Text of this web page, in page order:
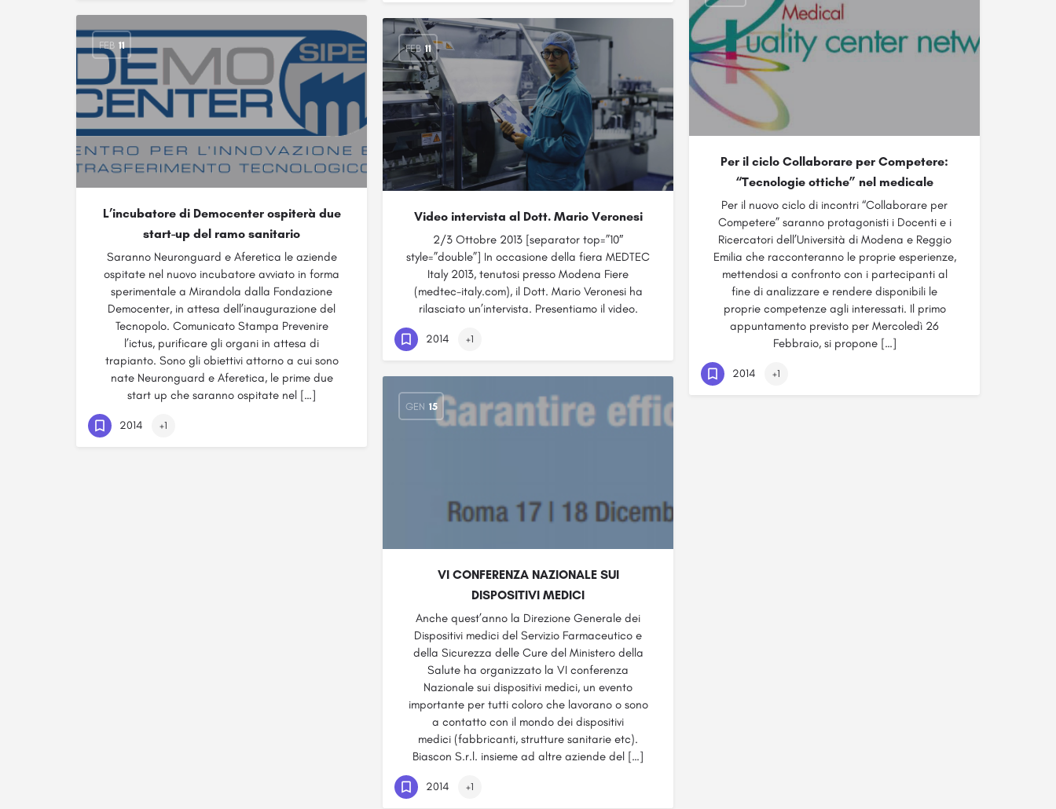
Per il ciclo Collaborare per Competere:
“Tecnologie ottiche” nel medicale
Per il nuovo ciclo di incontri “Collaborare per
Competere” saranno protagonisti i Docenti e i
Ricercatori dell’Università di Modena e Reggio
Emilia che racconteranno le proprie esperienze,
mettendosi a confronto con i partecipanti al
fine di analizzare e rendere disponibili le
proprie competenze agli interessati. Il primo
appuntamento previsto per Mercoledì 26
Febbraio, si propone […]
2014 +1
FEB 11
L’incubatore di Democenter ospiterà due
start-up del ramo sanitario
Saranno Neuronguard e Aferetica le aziende
ospitate nel nuovo incubatore avviato in forma
sperimentale a Mirandola dalla Fondazione
Democenter, in attesa dell’inaugurazione del
Tecnopolo. Comunicato Stampa Prevenire
l’ictus, purificare gli organi in attesa di
trapianto. Sono gli obiettivi attorno a cui sono
nate Neuronguard e Aferetica, le prime due
start up che saranno ospitate nel […]
2014 +1
FEB 11
Video intervista al Dott. Mario Veronesi
2/3 Ottobre 2013 [separator top=”10″
style=”double”] In occasione della fiera MEDTEC
Italy 2013, tenutosi presso Modena Fiere
(medtec-italy.com), il Dott. Mario Veronesi ha
rilasciato un’intervista. Presentiamo il video.
2014 +1
GEN 15
VI CONFERENZA NAZIONALE SUI
DISPOSITIVI MEDICI
Anche quest’anno la Direzione Generale dei
Dispositivi medici del Servizio Farmaceutico e
della Sicurezza delle Cure del Ministero della
Salute ha organizzato la VI conferenza
Nazionale sui dispositivi medici, un evento
importante per tutti coloro che lavorano o sono
a contatto con il mondo dei dispositivi
medici (fabbricanti, strutture sanitarie etc).
Biascon S.r.l. insieme ad altre aziende del […]
2014 +1